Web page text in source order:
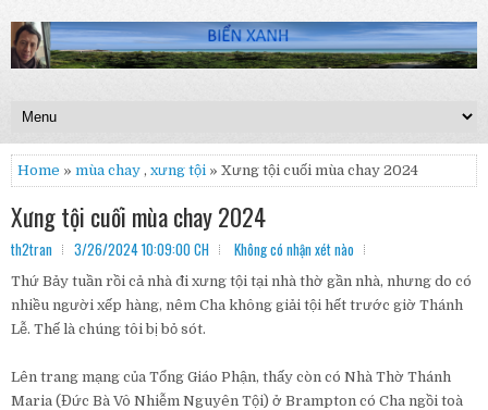
Home » mùa chay , xưng tội » Xưng tội cuối mùa chay 2024
Xưng tội cuối mùa chay 2024
th2tran 3/26/2024 10:09:00 CH Không có nhận xét nào
Thứ Bảy tuần rồi cả nhà đi xưng tội tại nhà thờ gần nhà, nhưng do có
nhiều người xếp hàng, nêm Cha không giải tội hết trước giờ Thánh
Lễ. Thế là chúng tôi bị bỏ sót.
Lên trang mạng của Tổng Giáo Phận, thấy còn có Nhà Thờ Thánh
Maria (Đức Bà Vô Nhiễm Nguyên Tội) ở Brampton có Cha ngồi toà